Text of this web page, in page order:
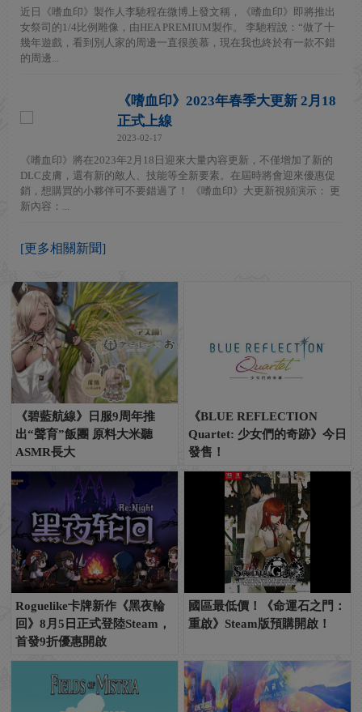
近日《嗜血印》製作人李馳程在微博上發文稱，《嗜血印》即將推出
女祭司的1/4比例雕像，由HEA PREMIUM製作。 李馳程說：“做了十
幾年遊戲，看到別人家的周邊一直很羨慕，現在我也終於有一款不錯
的周邊...
《嗜血印》2023年春季大更新 2月18
正式上線
2023-02-17
《嗜血印》將在2023年2月18日迎來大量內容更新，不僅增加了新的
DLC皮膚，還有新的敵人、技能等全新要素。在屆時將會迎來優惠促
銷，想購買的小夥伴可不要錯過了！ 《嗜血印》大更新視頻演示： 更
新內容：...
[更多相關新聞]
《碧藍航線》日服9周年推
出“聲育”飯團 原料大米聽
ASMR長大
《BLUE REFLECTION
Quartet: 少女們的奇跡》今日
發售！
Roguelike卡牌新作《黑夜輪
回》8月5日正式登陸Steam，
首發9折優惠開啟
國區最低價！《命運石之門：
重啟》Steam版預購開啟！